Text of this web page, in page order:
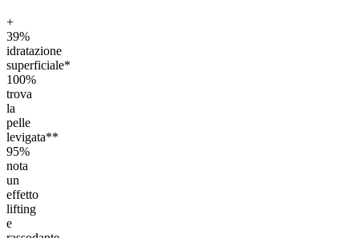
+
39%
idratazione
superficiale*
100%
trova
la
pelle
levigata**
95%
nota
un
effetto
lifting
e